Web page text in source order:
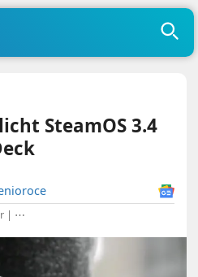
SteamOS 3.4
| ⋯